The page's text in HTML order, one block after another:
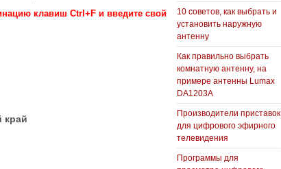
клавиш Ctrl+F и введите свой
край
10 советов, как выбрать и
установить наружную
антенну
Как правильно выбрать
комнатную антенну, на
примере антенны Lumax
DA1203А
Производители приставок
для цифрового эфирного
телевидения
Программы для